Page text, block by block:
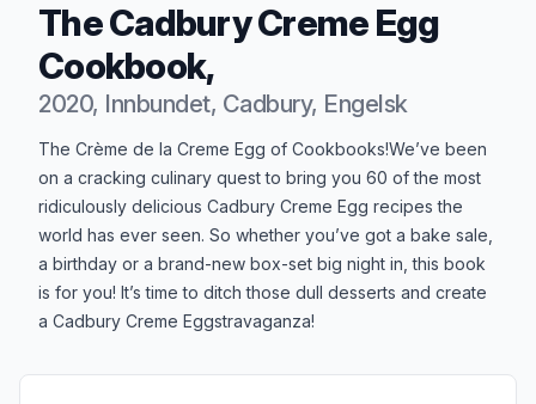
The Cadbury Creme Egg
Cookbook,
2020, Innbundet, Cadbury, Engelsk
Produktbeskrivelse
The Crème de la Creme Egg of Cookbooks!We’ve been
on a cracking culinary quest to bring you 60 of the most
ridiculously delicious Cadbury Creme Egg recipes the
world has ever seen. So whether you’ve got a bake sale,
a birthday or a brand-new box-set big night in, this book
is for you! It’s time to ditch those dull desserts and create
a Cadbury Creme Eggstravaganza!